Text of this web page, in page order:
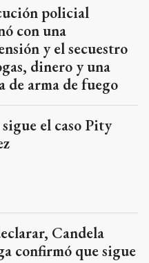
policial
con una
y el secuestro
dinero y una
de arma de fuego
el caso Pity
Candela
confirmó que sigue